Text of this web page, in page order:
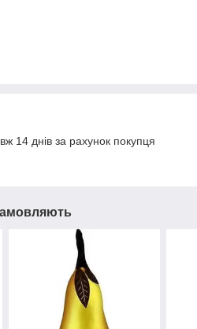
14 днів за рахунок покупця